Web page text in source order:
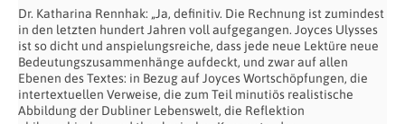
Dr. Katharina Rennhak: „Ja, definitiv. Die Rechnung ist zumindest
in den letzten hundert Jahren voll aufgegangen. Joyces Ulysses
ist so dicht und anspielungsreiche, dass jede neue Lektüre neue
Bedeutungszusammenhänge aufdeckt, und zwar auf allen
Ebenen des Textes: in Bezug auf Joyces Wortschöpfungen, die
intertextuellen Verweise, die zum Teil minutiös realistische
Abbildung der Dubliner Lebenswelt, die Reflektion